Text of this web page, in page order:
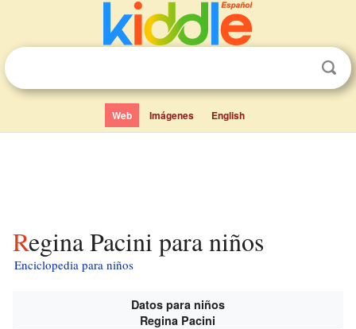
Web Imágenes English
Regina Pacini para niños
Enciclopedia para niños
Datos para niños
Regina Pacini